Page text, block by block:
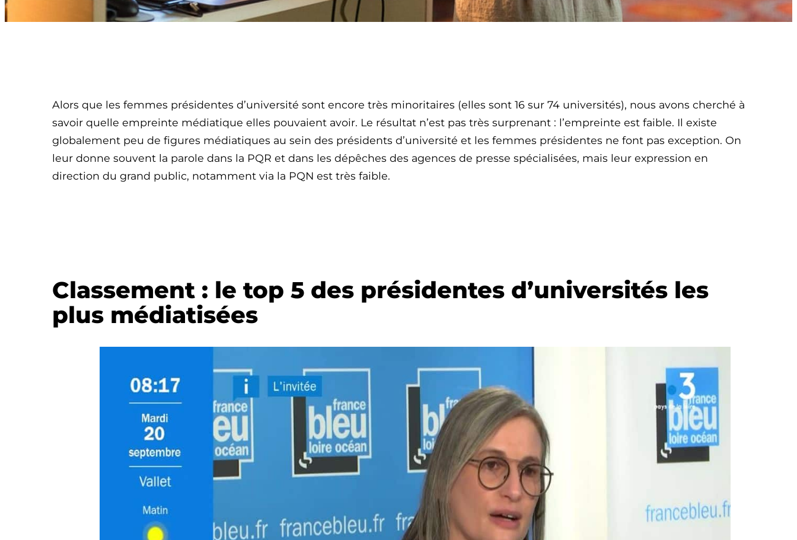
Alors que les femmes présidentes d’université sont encore très minoritaires (elles sont 16 sur 74 universités), nous avons cherché à
savoir quelle empreinte médiatique elles pouvaient avoir. Le résultat n’est pas très surprenant : l’empreinte est faible. Il existe
globalement peu de figures médiatiques au sein des présidents d’université et les femmes présidentes ne font pas exception. On
leur donne souvent la parole dans la PQR et dans les dépêches des agences de presse spécialisées, mais leur expression en
direction du grand public, notamment via la PQN est très faible.
Classement : le top 5 des présidentes d’universités les
plus médiatisées